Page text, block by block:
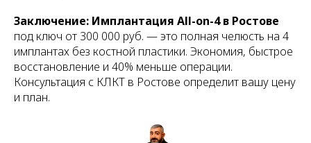
Заключение: Имплантация All-on-4 в Ростове
под ключ от 300 000 руб. — это полная челюсть на 4
имплантах без костной пластики. Экономия, быстрое
восстановление и 40% меньше операции.
Консультация с КЛКТ в Ростове определит вашу цену
и план.